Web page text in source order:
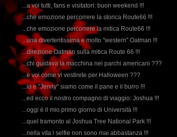
...a voi tutti, fans e visitatori: buon weekend !!!
...che emozione percorrere la storica Route66 !!!
...che emozione percorrere la mitica Route66 !!!
...una divertentissima e molto "western" Oatman !!!
...direzione Oatman sulla mitica Route 66 !!!
...chi guidava la macchina nei parchi americani ???
...e voi come vi vestirete per Halloween ???
...io e "Jenny" siamo come il pane e il burro !!!
...ed ecco il nostro compagno di viaggio: Joshua !!!
...oggi è il mio primo giorno di Università !!!
...quel tramonto al Joshua Tree National Park !!!
...nella vita i selfie non sono mai abbastanza !!!